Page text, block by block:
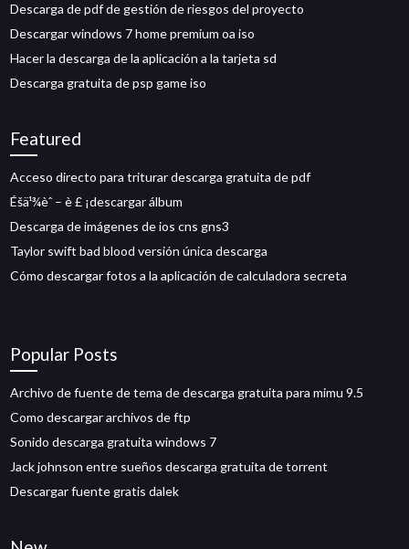
Descarga de pdf de gestión de riesgos del proyecto
Descargar windows 7 home premium oa iso
Hacer la descarga de la aplicación a la tarjeta sd
Descarga gratuita de psp game iso
Featured
Acceso directo para triturar descarga gratuita de pdf
Éšä¹¾èˆ – è £ ¡descargar álbum
Descarga de imágenes de ios cns gns3
Taylor swift bad blood versión única descarga
Cómo descargar fotos a la aplicación de calculadora secreta
Popular Posts
Archivo de fuente de tema de descarga gratuita para mimu 9.5
Como descargar archivos de ftp
Sonido descarga gratuita windows 7
Jack johnson entre sueños descarga gratuita de torrent
Descargar fuente gratis dalek